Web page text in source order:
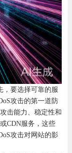
，要选择可靠的服
攻击的第一道防
击能力、稳定性和
CDN服务，这些
攻击对网站的影